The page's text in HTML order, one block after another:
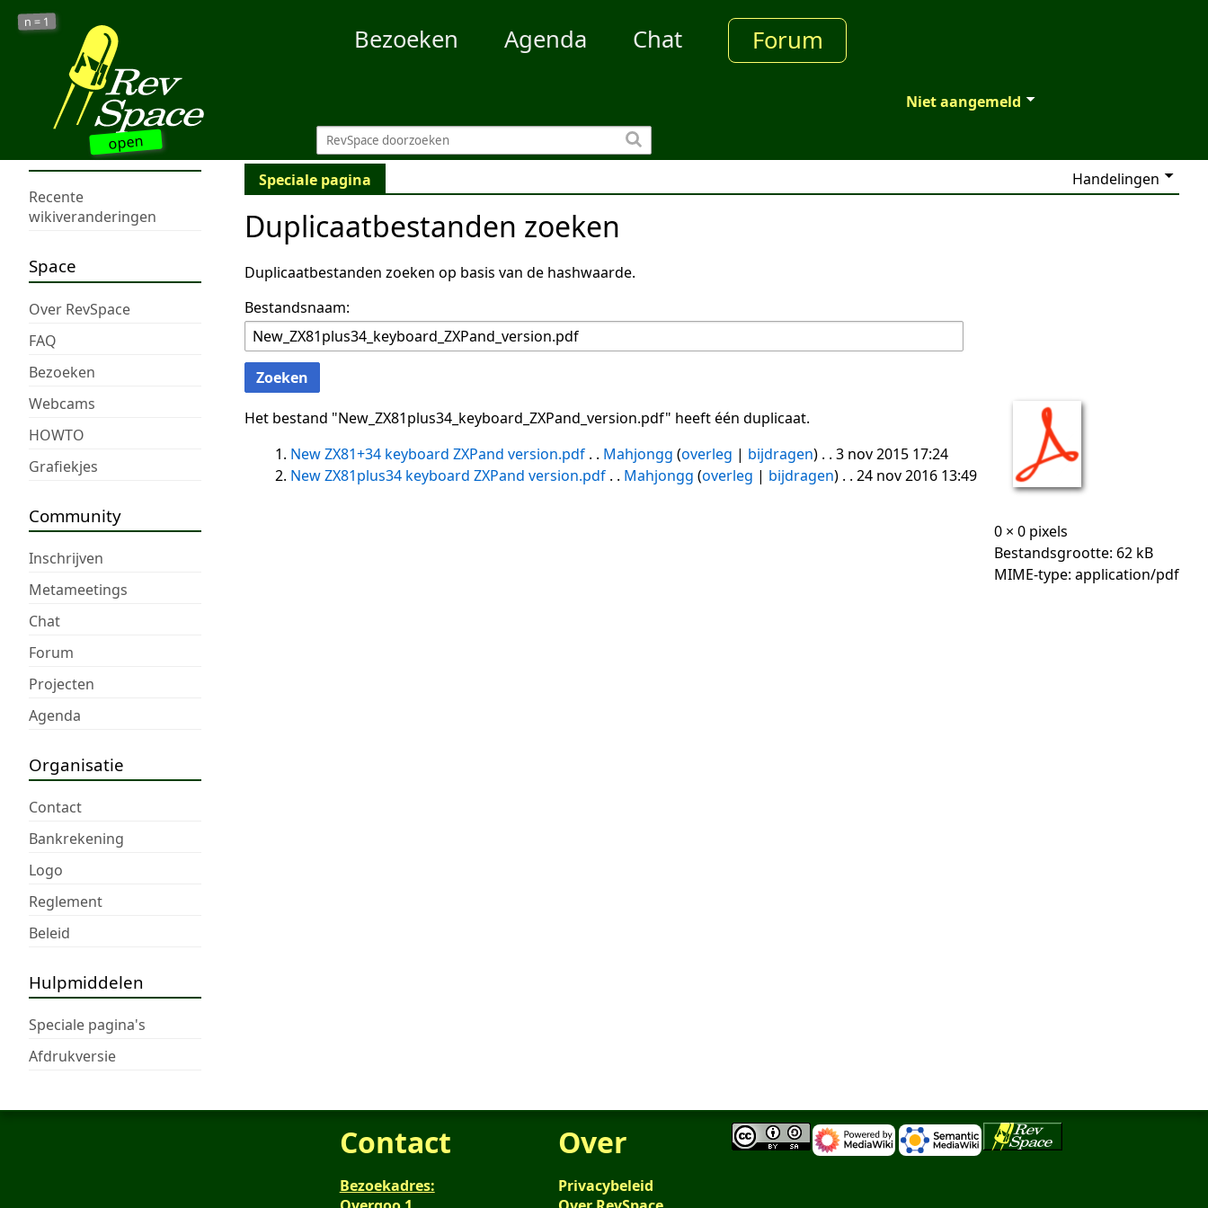
open
n = 1
Bezoeken Agenda Chat Forum
Niet aangemeld
Recente
wikiveranderingen
Space
Over RevSpace
FAQ
Bezoeken
Webcams
HOWTO
Grafiekjes
Community
Inschrijven
Metameetings
Chat
Forum
Projecten
Agenda
Organisatie
Contact
Bankrekening
Logo
Reglement
Beleid
Hulpmiddelen
Speciale pagina's
Afdrukversie
Speciale pagina Handelingen
Duplicaatbestanden zoeken
Duplicaatbestanden zoeken op basis van de hashwaarde.
Bestandsnaam:
Zoeken
0 × 0 pixels
Bestandsgrootte: 62 kB
MIME-type: application/pdf
Het bestand "New_ZX81plus34_keyboard_ZXPand_version.pdf" heeft één duplicaat.
New ZX81+34 keyboard ZXPand version.pdf . . Mahjongg (overleg | bijdragen) . . 3 nov 2015 17:24
New ZX81plus34 keyboard ZXPand version.pdf . . Mahjongg (overleg | bijdragen) . . 24 nov 2016 13:49
Contact
Bezoekadres:
Over
Privacybeleid